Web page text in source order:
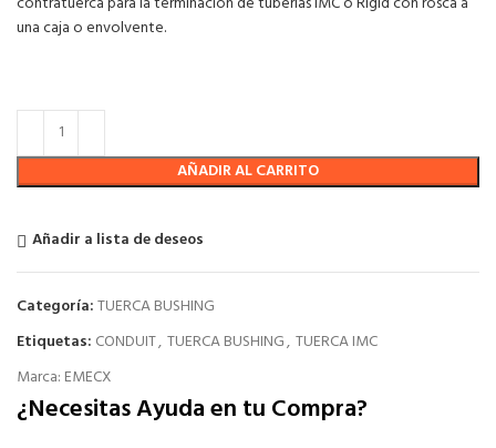
una caja o envolvente.
AÑADIR AL CARRITO
Añadir a lista de deseos
Categoría:TUERCA BUSHING
Etiquetas: CONDUIT, TUERCA BUSHING, TUERCA IMC
Marca: EMECX
¿Necesitas Ayuda en tu Compra?